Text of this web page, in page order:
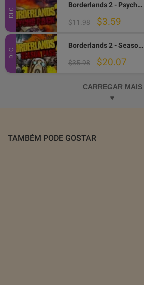
DLC
Borderlands 2 - Psycho Character Pack EN/IT/FR Languages Only DLC Steam CD Key
$11.98 $3.59
DLC
Borderlands 2 - Season Pass DLC PC Steam Altergift
$35.98 $20.07
CARREGAR MAIS
TAMBÉM PODE GOSTAR